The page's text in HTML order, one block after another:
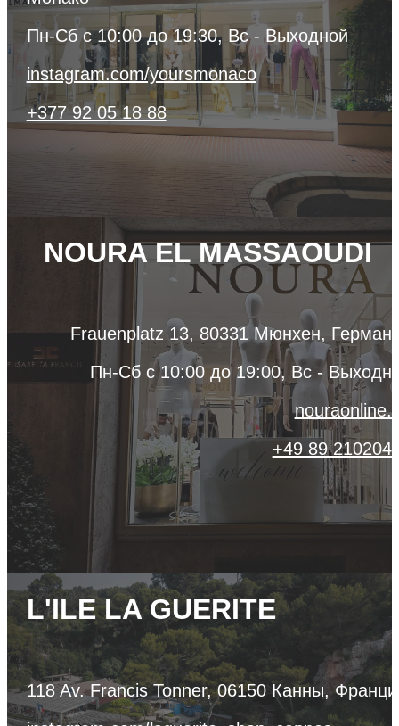
Пн-Сб с 10:00 до 19:30, Вc - Выходной
instagram.com/yoursmonaco
+377 92 05 18 88
NOURA EL MASSAOUDI
Frauenplatz 13, 80331 Мюнхен,
Пн-Сб с 10:00 до 19:00, Вc -
+49 89
L'ILE LA GUERITE
118 Av. Francis Tonner, 06150 Канны,